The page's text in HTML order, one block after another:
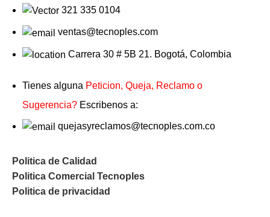
321 335 0104
ventas@tecnoples.com
Carrera 30 # 5B 21. Bogotá, Colombia
Tienes alguna Peticion, Queja, Reclamo o
Sugerencia? Escribenos a:
quejasyreclamos@tecnoples.com.co
Politica de Calidad
Politica Comercial Tecnoples
Politica de privacidad